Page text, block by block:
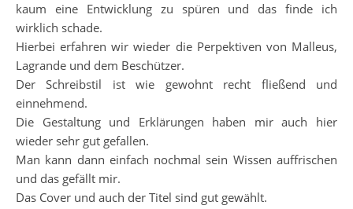
kaum eine Entwicklung zu spüren und das finde ich
wirklich schade.
Hierbei erfahren wir wieder die Perpektiven von Malleus,
Lagrande und dem Beschützer.
Der Schreibstil ist wie gewohnt recht fließend und
einnehmend.
Die Gestaltung und Erklärungen haben mir auch hier
wieder sehr gut gefallen.
Man kann dann einfach nochmal sein Wissen auffrischen
und das gefällt mir.
Das Cover und auch der Titel sind gut gewählt.